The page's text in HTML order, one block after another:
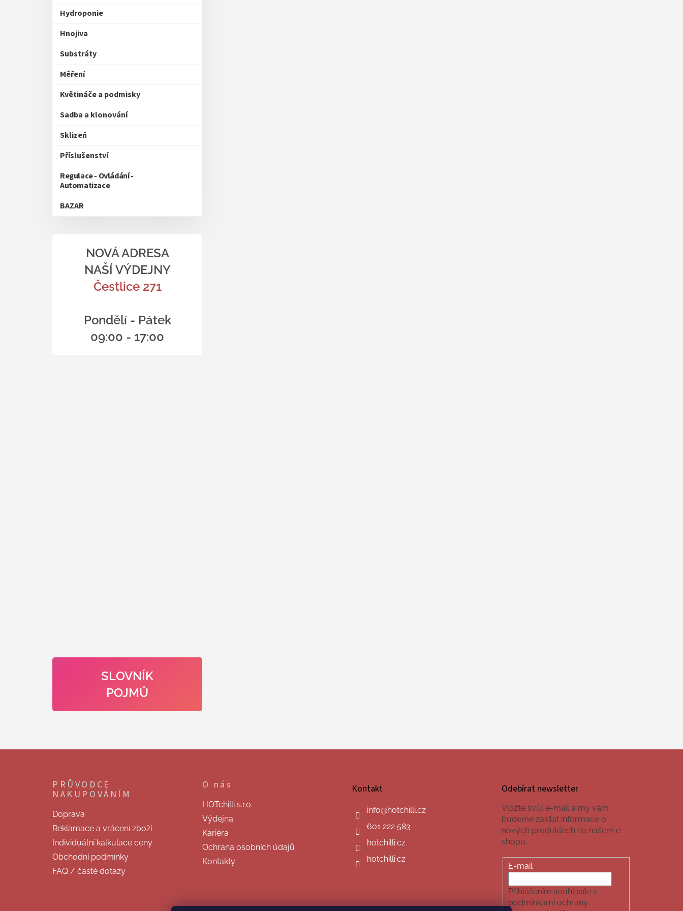
Hydroponie
Hnojiva
Substráty
Měření
Květináče a podmisky
Sadba a klonování
Sklizeň
Příslušenství
Regulace - Ovládání -
Automatizace
BAZAR
NOVÁ ADRESA
NAŠÍ VÝDEJNY
Čestlice 271
Pondělí - Pátek
09:00 - 17:00
SLOVNÍK
POJMŮ
PRŮVODCE
NAKUPOVÁNÍM
Doprava
Reklamace a vrácení zboží
Individuální kalkulace ceny
Obchodní podmínky
FAQ / časté dotazy
O nás
HOTchilli s.r.o.
Výdejna
Kariéra
Ochrana osobních údajů
Kontakty
Kontakt
info@hotchilli.cz
601 222 583
hotchilli.cz
hotchilli.cz
Odebírat newsletter
Vložte svůj e-mail a my vám
budeme zasílat informace o
nových produktech na našem e-
shopu.
E-mail
Přihlášením souhlasíte s
podmínkami ochrany